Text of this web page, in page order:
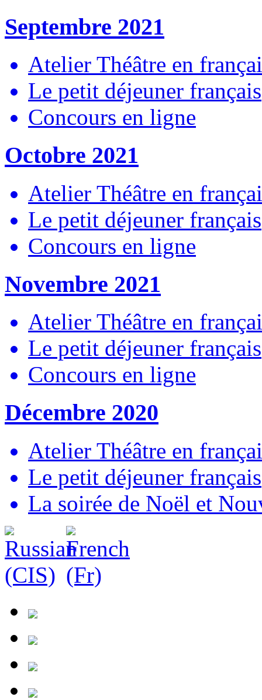
Septembre 2021
Atelier Théâtre en
Le petit déjeuner français
Concours en ligne
Octobre 2021
Atelier Théâtre en
Le petit déjeuner français
Concours en ligne
Novembre 2021
Atelier Théâtre en
Le petit déjeuner français
Concours en ligne
Décembre 2020
Atelier Théâtre en
Le petit déjeuner français
La soirée de Noël et